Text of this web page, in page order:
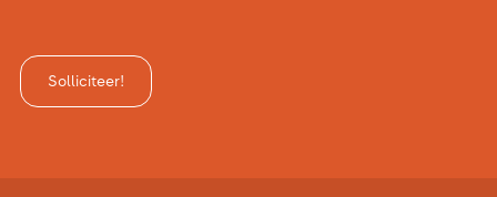
Solliciteer!